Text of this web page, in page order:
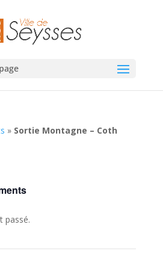
» Sortie Montagne – Coth
passé.